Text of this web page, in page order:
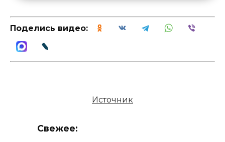
Поделись видео:
Источник
Свежее: